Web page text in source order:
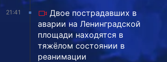
21:41
Двое пострадавших в
аварии на Ленинградской
площади находятся в
тяжёлом состоянии в
реанимации